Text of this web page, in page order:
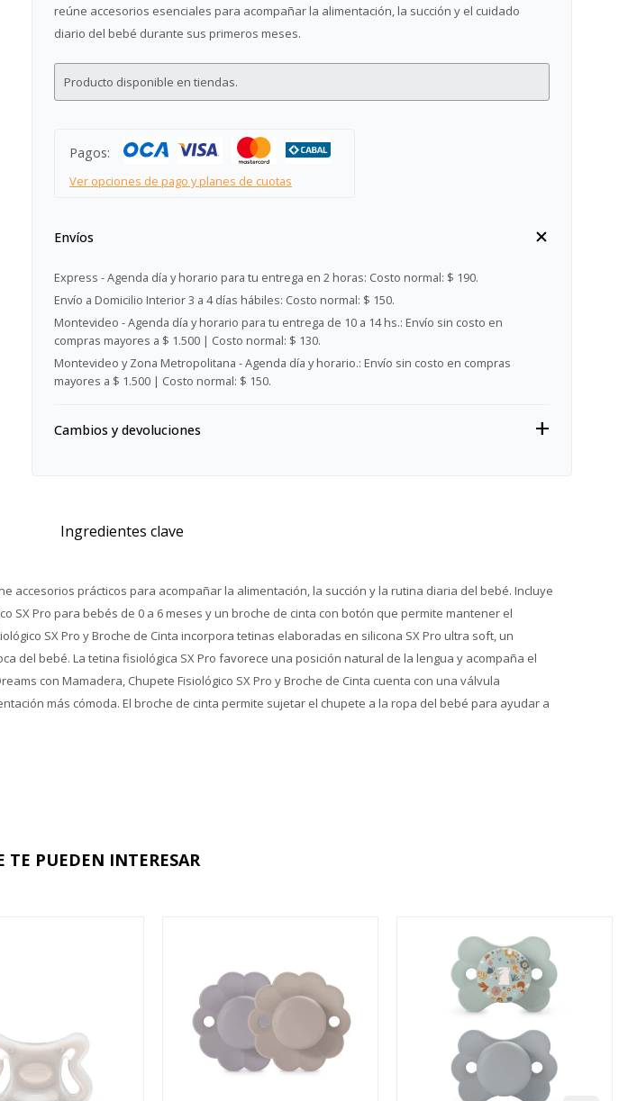
reúne accesorios esenciales para acompañar la alimentación, la succión y el cuidado
diario del bebé durante sus primeros meses.
Producto disponible en tiendas.
Pagos:
Ver opciones de pago y planes de cuotas
Envíos
Express - Agenda día y horario para tu entrega en 2 horas: Costo normal: $ 190.
Envío a Domicilio Interior 3 a 4 días hábiles: Costo normal: $ 150.
Montevideo - Agenda día y horario para tu entrega de 10 a 14 hs.: Envío sin costo en
compras mayores a $ 1.500 | Costo normal: $ 130.
Montevideo y Zona Metropolitana - Agenda día y horario.: Envío sin costo en compras
mayores a $ 1.500 | Costo normal: $ 150.
Cambios y devoluciones
Ingredientes clave
accesorios prácticos para acompañar la alimentación, la succión y la rutina diaria del bebé. Incluye
SX Pro para bebés de 0 a 6 meses y un broche de cinta con botón que permite mantener el
SX Pro y Broche de Cinta incorpora tetinas elaboradas en silicona SX Pro ultra soft, un
bebé. La tetina fisiológica SX Pro favorece una posición natural de la lengua y acompaña el
con Mamadera, Chupete Fisiológico SX Pro y Broche de Cinta cuenta con una válvula
más cómoda. El broche de cinta permite sujetar el chupete a la ropa del bebé para ayudar a
TE PUEDEN INTERESAR